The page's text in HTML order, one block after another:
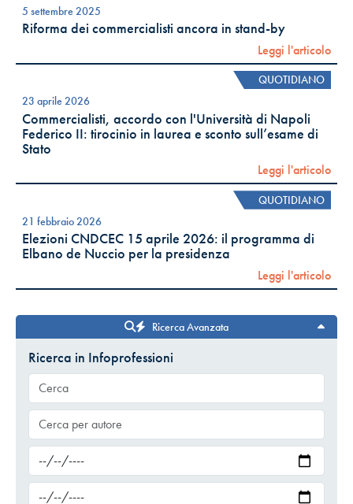
5 settembre 2025
Riforma dei commercialisti ancora in stand-by
Leggi l'articolo
QUOTIDIANO
23 aprile 2026
Commercialisti, accordo con l'Università di Napoli
Federico II: tirocinio in laurea e sconto sull’esame di
Stato
Leggi l'articolo
QUOTIDIANO
21 febbraio 2026
Elezioni CNDCEC 15 aprile 2026: il programma di
Elbano de Nuccio per la presidenza
Leggi l'articolo
Ricerca Avanzata
Ricerca in Infoprofessioni